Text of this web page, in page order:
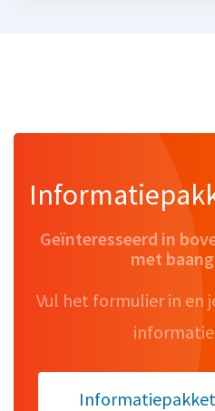
Geïnteresseerd in
met
Vul het formulier in en